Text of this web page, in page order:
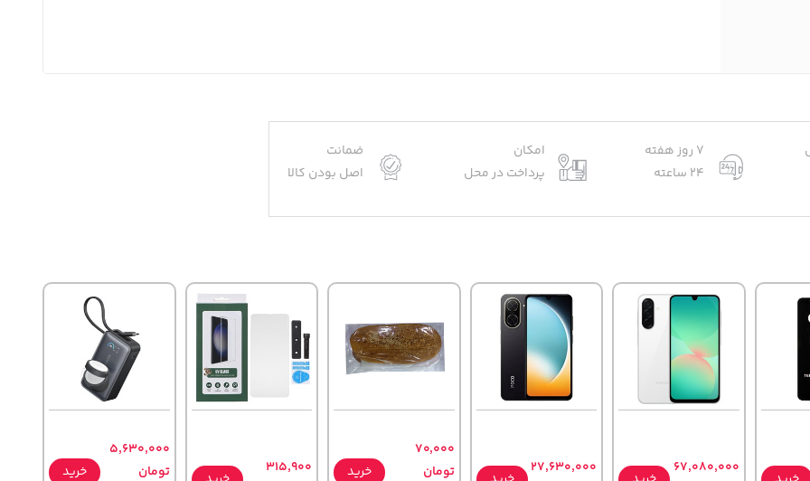
7 روز هفته
24 ساعته
امکان
پرداخت در محل
ضمانت
اصل بودن کالا
67,080,000
27,630,000
70,000
تومان
خرید
315,900
5,630,000
تومان
خرید